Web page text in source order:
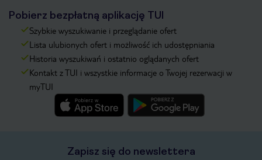
Pobierz bezpłatną aplikację TUI
Szybkie wyszukiwanie i przeglądanie ofert
Lista ulubionych ofert i możliwość ich udostępniania
Historia wyszukiwań i ostatnio oglądanych ofert
Kontakt z TUI i wszystkie informacje o Twojej rezerwacji w
myTUI
Zapisz się do newslettera